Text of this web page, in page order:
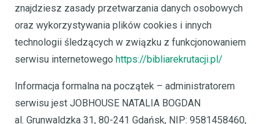
znajdziesz zasady przetwarzania danych osobowych
oraz wykorzystywania plików cookies i innych
technologii śledzących w związku z funkcjonowaniem
serwisu internetowego https://bibliarekrutacji.pl/
Informacja formalna na początek – administratorem
serwisu jest JOBHOUSE NATALIA BOGDAN
al. Grunwaldzka 31, 80-241 Gdańsk, NIP: 9581458460,